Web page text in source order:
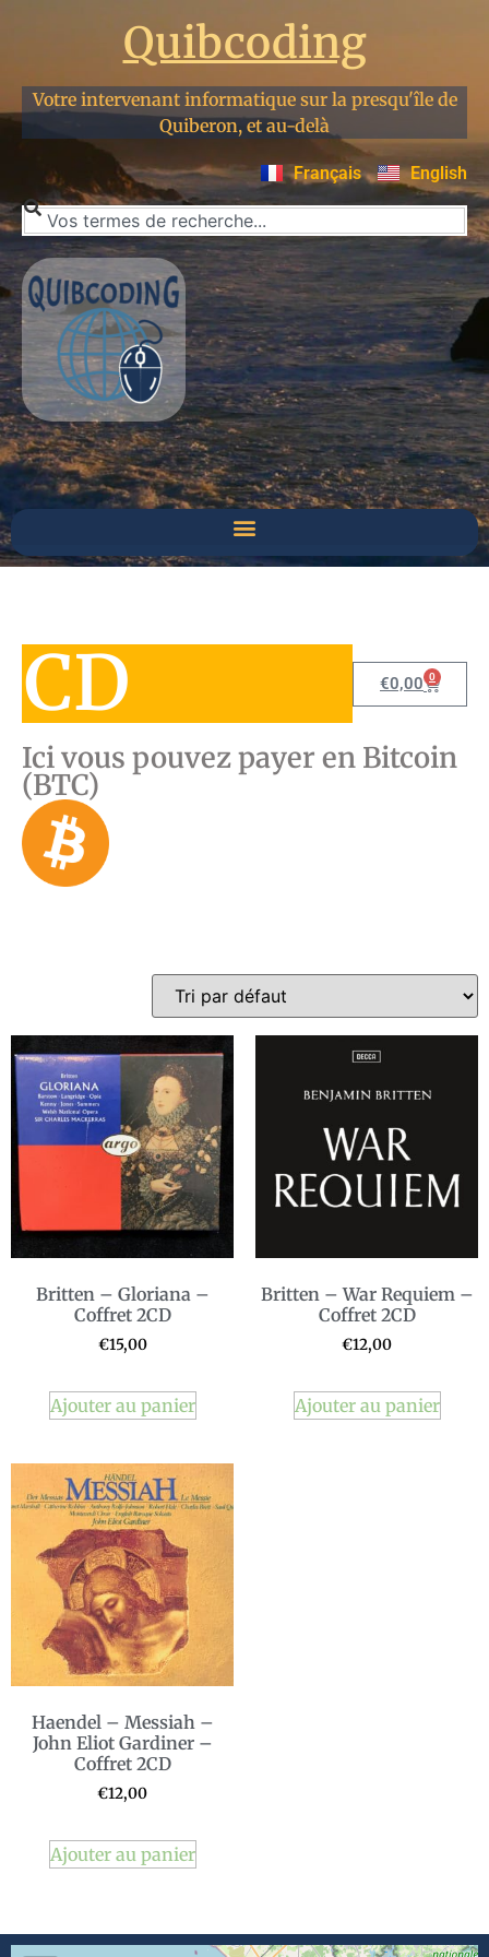
Quibcoding
Votre intervenant informatique sur la presqu'île de
Quiberon, et au-delà
Français English
CD €0,00 0
Ici vous pouvez payer en Bitcoin
(BTC)
Britten – Gloriana –
Coffret 2CD
€15,00
Ajouter au panier
Britten – War Requiem –
Coffret 2CD
€12,00
Ajouter au panier
Haendel – Messiah –
John Eliot Gardiner –
Coffret 2CD
€12,00
Ajouter au panier